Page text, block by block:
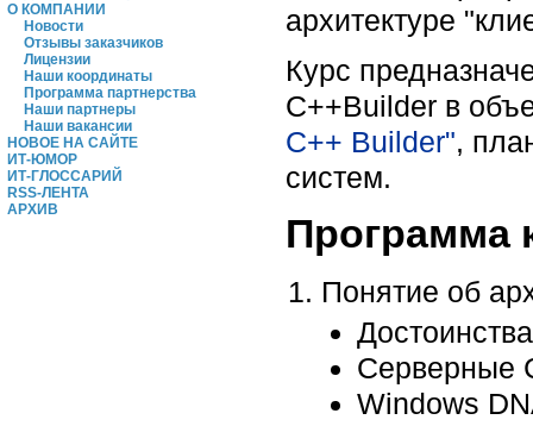
О КОМПАНИИ
Новости
Отзывы заказчиков
Лицензии
Наши координаты
Программа партнерства
Наши партнеры
Наши вакансии
НОВОЕ НА САЙТЕ
ИТ-ЮМОР
ИТ-ГЛОССАРИЙ
RSS-ЛЕНТА
АРХИВ
архитектуре
Курс
C++Builder в
C++ Builder",
систем.
Программа
Понятие об
Серверные
Windows